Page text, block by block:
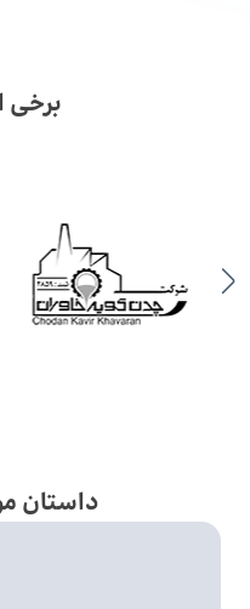
برخی
داستان